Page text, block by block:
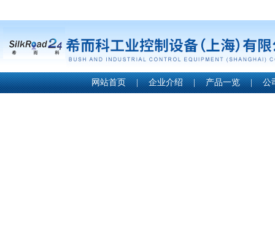
网站首页 | 企业介绍 | 产品一览 | 公